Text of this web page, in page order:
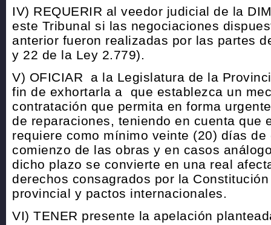
IV) REQUERIR al veedor judicial de la
este Tribunal si las negociaciones
anterior fueron realizadas por las partes
y 22 de la Ley 2.779).
V) OFICIAR a la Legislatura de la
fin de exhortarla a que establezca un
contratación que permita en forma
de reparaciones, teniendo en cuenta que
requiere como mínimo veinte (20) días de
comienzo de las obras y en casos
dicho plazo se convierte en una real
derechos consagrados por la
provincial y pactos internacionales.
VI) TENER presente la apelación